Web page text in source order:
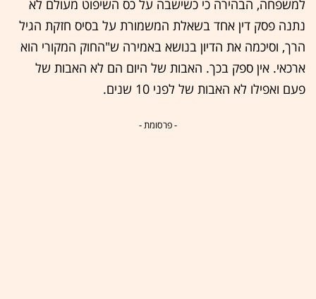
למשפחה, הבהירה כי כשישבה על כס השיפוט מעולם לא
נתנה פסק דין אחד בשאלת המשמורת על בסיס חזקת הגיל
הרך, וסיכמה את הדיון בנושא באמירה ש"החוק המקורי הוא
ארכאי. אין ספק בכך. האבות של היום הם לא האבות של
פעם ואפילו לא האבות של לפני 10 שנים.
- פרסומת -